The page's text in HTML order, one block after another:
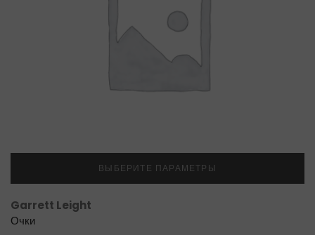
ВЫБЕРИТЕ ПАРАМЕТРЫ
Garrett Leight
Очки